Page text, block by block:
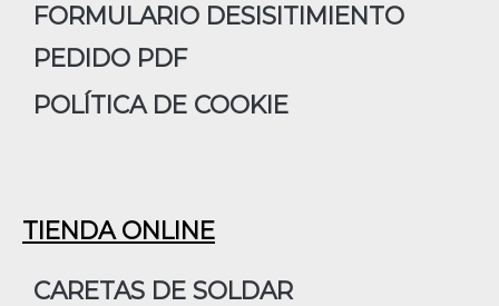
FORMULARIO DESISITIMIENTO
PEDIDO PDF
POLÍTICA DE COOKIE
TIENDA ONLINE
CARETAS DE SOLDAR